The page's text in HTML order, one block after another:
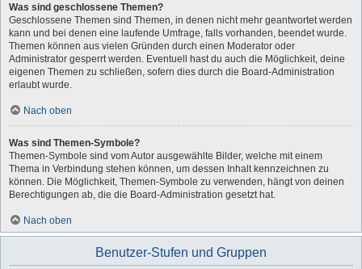
Was sind geschlossene Themen?
Geschlossene Themen sind Themen, in denen nicht mehr geantwortet werden
kann und bei denen eine laufende Umfrage, falls vorhanden, beendet wurde.
Themen können aus vielen Gründen durch einen Moderator oder
Administrator gesperrt werden. Eventuell hast du auch die Möglichkeit, deine
eigenen Themen zu schließen, sofern dies durch die Board-Administration
erlaubt wurde.
Nach oben
Was sind Themen-Symbole?
Themen-Symbole sind vom Autor ausgewählte Bilder, welche mit einem
Thema in Verbindung stehen können, um dessen Inhalt kennzeichnen zu
können. Die Möglichkeit, Themen-Symbole zu verwenden, hängt von deinen
Berechtigungen ab, die die Board-Administration gesetzt hat.
Nach oben
Benutzer-Stufen und Gruppen